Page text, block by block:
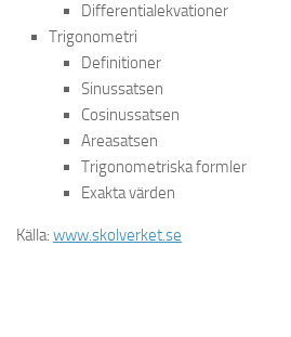
Differentialekvationer
Trigonometri
Definitioner
Sinussatsen
Cosinussatsen
Areasatsen
Trigonometriska formler
Exakta värden
Källa: www.skolverket.se